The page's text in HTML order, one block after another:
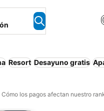
Resort Desayuno gratis
Cómo los pagos afectan nuestro